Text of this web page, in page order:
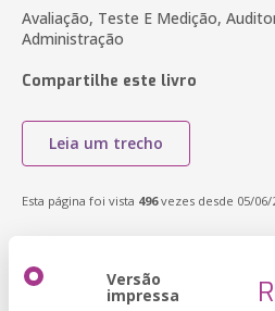
Avaliação, Teste E Medição,
Administração
Compartilhe este livro
Leia um trecho
Esta página foi vista 496vezes desde 05/06/
Versão
impressa